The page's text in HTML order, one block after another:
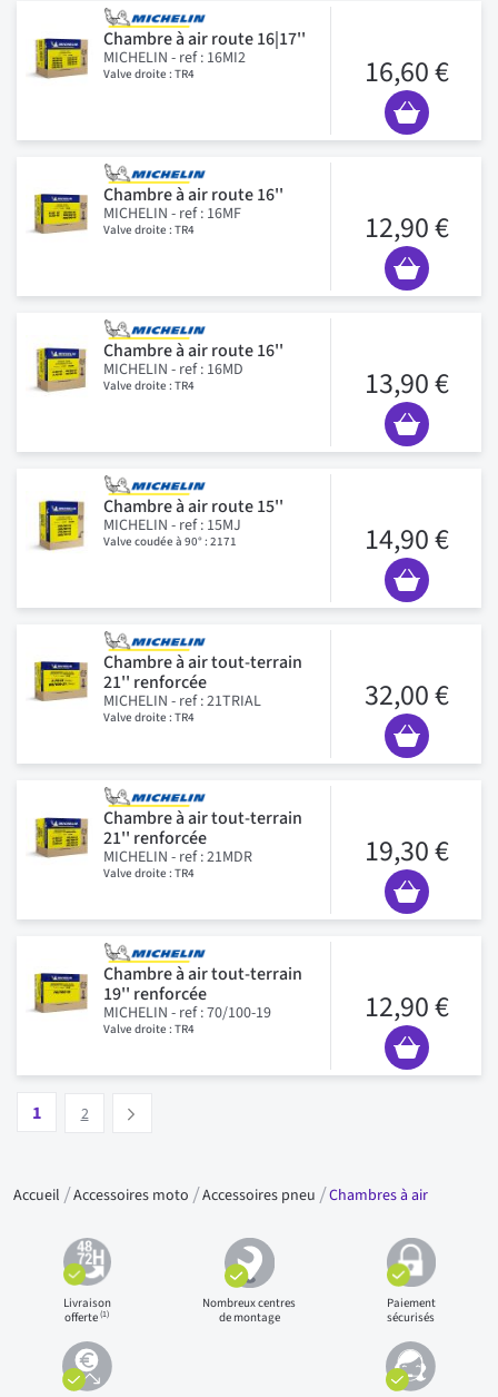
Chambre à air route 16|17''
MICHELIN - ref : 16MI2
Valve droite : TR4 16,60 €
Chambre à air route 16''
MICHELIN - ref : 16MF
Valve droite : TR4 12,90 €
Chambre à air route 16''
MICHELIN - ref : 16MD
Valve droite : TR4 13,90 €
Chambre à air route 15''
MICHELIN - ref : 15MJ
Valve coudée à 90° : 2171 14,90 €
Chambre à air tout-terrain
21'' renforcée
MICHELIN - ref : 21TRIAL
Valve droite : TR4
32,00 €
Chambre à air tout-terrain
21'' renforcée
MICHELIN - ref : 21MDR
Valve droite : TR4
19,30 €
Chambre à air tout-terrain
19'' renforcée
MICHELIN - ref : 70/100-19
Valve droite : TR4
12,90 €
Vous lisez actuellement la page
1 2
Accueil Accessoires moto Accessoires pneu Chambres à air
Livraison
offerte(1)
Nombreux centres
de montage
Paiement
sécurisés